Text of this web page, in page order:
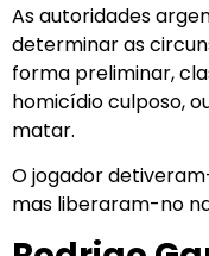
As autoridades
determinar as
forma preliminar,
homicídio culposo,
matar.
O jogador
mas liberaram-no